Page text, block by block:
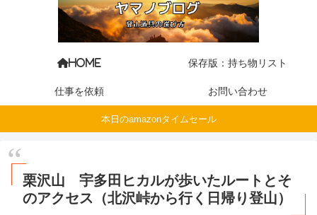
HOME 保存版：持ち物リスト
仕事を依頼 お問い合わせ
本日のamazonタイムセール
栗沢山 宇多田ヒカルが歩いたルートとそ
のアクセス（北沢峠から行く日帰り登山）